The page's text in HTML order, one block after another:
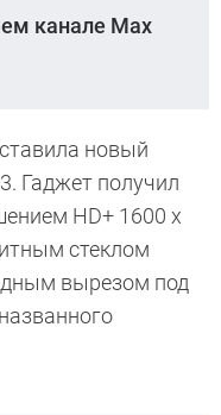
канале Max
новый
Гаджет получил
HD+ 1600 х
стеклом
вырезом под